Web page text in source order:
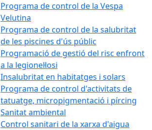
Programa de control de la Vespa
Velutina
Programa de control de la salubritat
de les piscines d'ús públic
Programació de gestió del risc enfront
a la legionel·losi
Insalubritat en habitatges i solars
Programa de control d'activitats de
tatuatge, micropigmentació i pírcing
Sanitat ambiental
Control sanitari de la xarxa d'aigua